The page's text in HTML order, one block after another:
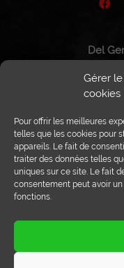
Gérer
cookies
Pour offrir les meilleures
telles que les cookies pour
appareils. Le fait de
traiter des données telles
uniques sur ce site. Le fait
consentement peut avoir
fonctions.
Del